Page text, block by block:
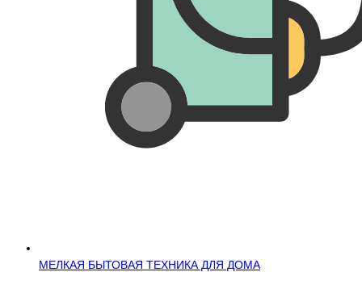
МЕЛКАЯ БЫТОВАЯ ТЕХНИКА ДЛЯ ДОМА